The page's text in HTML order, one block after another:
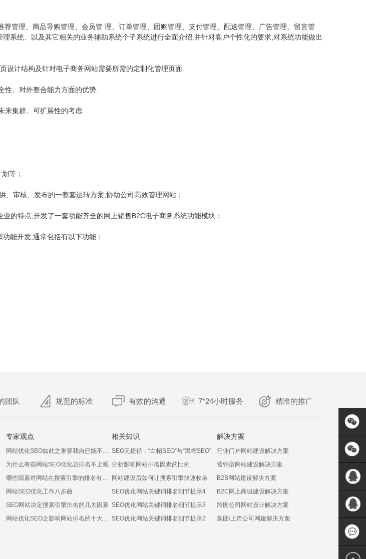
管理、商品导购管理、会员管 理、订单管理、团购管理、支付管理、配送管理、广告管理、留言管
系统、以及其它相关的业务辅助系统个子系统进行全面介绍.并针对客户个性化的要求,对系统功能做出
设计结构及针对电子商务网站需要所需的定制化管理页面.
性、对外整合能力方面的优势.
来集群、可扩展性的考虑.
等；
审核、发布的一整套运转方案,协助公司高效管理网站；
的特点,开发了一套功能齐全的网上销售B2C电子商务系统功能模块：
功能开发,通常包括有以下功能：
团队 规范的标准 有效的沟通 7*24小时服务 精准的推广
专家观点
网站优化SEO如此之重要我自已能不能做呢？
为什么有些网站SEO优化总排名不上呢
哪些因素对网站在搜索引擎的排名有影响
网站SEO优化工作八步曲
SEO网站决定搜索引擎排名的几大因素
网站优化SEO之影响网站排名的十大非常见因素
相关知识
SEO无捷径：“白帽SEO”与“黑帽SEO”
分析影响网站排名因素的比例
网站建设后如何让搜索引擎快速收录
SEO优化网站关键词排名细节提示4
SEO优化网站关键词排名细节提示3
SEO优化网站关键词排名细节提示2
解决方案
行业门户网站建设解决方案
营销型网站建设解决方案
B2B网站建设解决方案
B2C网上商城建设解决方案
跨国公司网站设计解决方案
集团/上市公司网建解决方案